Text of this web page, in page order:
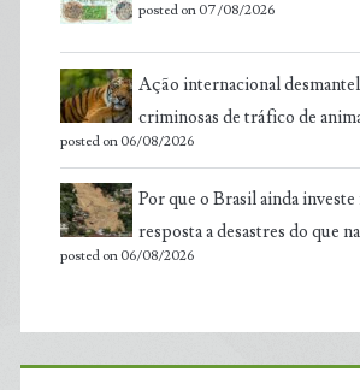
posted on 07/08/2026
Ação internacional
criminosas de tráfico de
posted on 06/08/2026
Por que o Brasil ainda investe
resposta a desastres do que
posted on 06/08/2026